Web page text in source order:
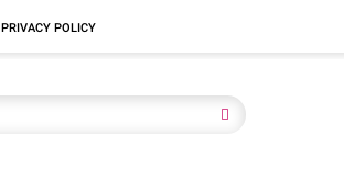
PRIVACY POLICY